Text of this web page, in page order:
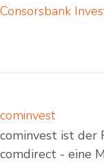
Consorsbank
cominvest
cominvest ist der
comdirect - eine